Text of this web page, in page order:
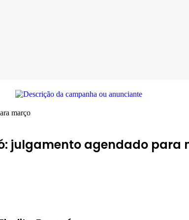
março
julgamento agendado para